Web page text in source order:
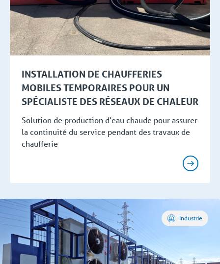
INSTALLATION DE CHAUFFERIES
MOBILES TEMPORAIRES POUR UN
SPÉCIALISTE DES RÉSEAUX DE CHALEUR
Solution de production d’eau chaude pour assurer
la continuité du service pendant des travaux de
chaufferie
Industrie